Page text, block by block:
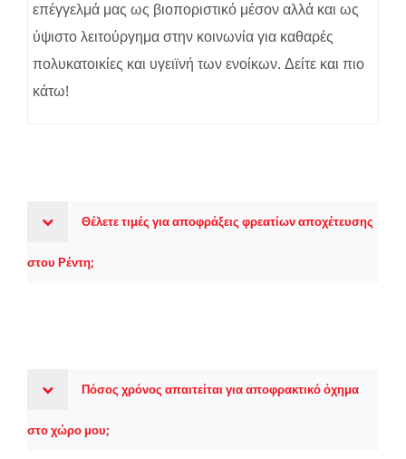
επέγγελμά μας ως βιοποριστικό μέσον αλλά και ως
ύψιστο λειτούργημα στην κοινωνία για καθαρές
πολυκατοικίες και υγειϊνή των ενοίκων. Δείτε και πιο
κάτω!
Θέλετε τιμές για αποφράξεις φρεατίων αποχέτευσης
στου Ρέντη;
Πόσος χρόνος απαιτείται για αποφρακτικό όχημα
στο χώρο μου;